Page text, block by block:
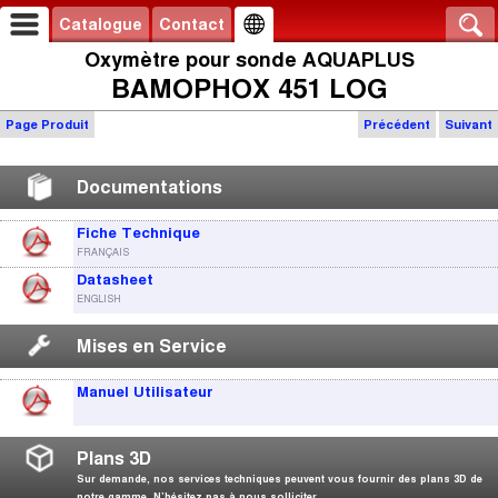
Catalogue Contact
Oxymètre pour sonde AQUAPLUS
BAMOPHOX 451 LOG
Précédent Suivant
Page Produit
Documentations
Fiche Technique
FRANÇAIS
Datasheet
ENGLISH
Mises en Service
Manuel Utilisateur
Plans 3D
Sur demande, nos services techniques peuvent vous fournir des plans 3D de